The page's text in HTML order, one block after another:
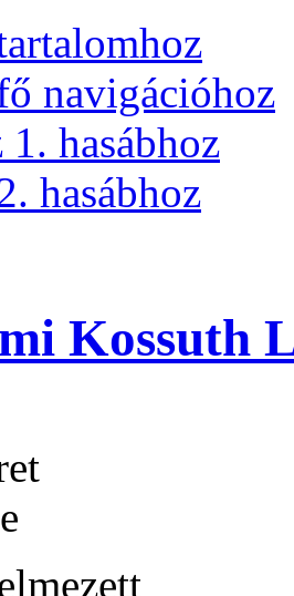
navigációhoz
1. hasábhoz
hasábhoz
Kossuth